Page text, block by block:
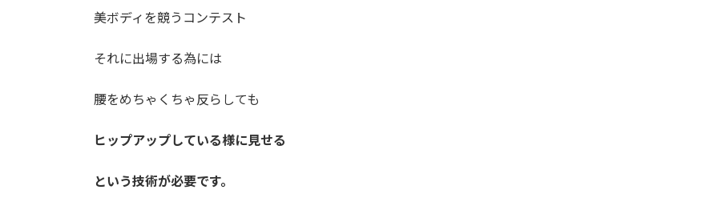
美ボディを競うコンテスト
それに出場する為には
腰をめちゃくちゃ反らしても
ヒップアップしている様に見せる
という技術が必要です。